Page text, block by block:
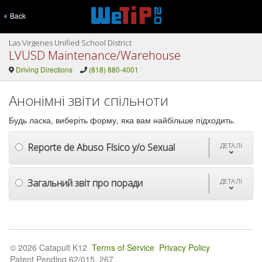
Back
Las Virgenes Unified School District
LVUSD Maintenance/Warehouse
Driving Directions (818) 880-4001
Анонімні звіти спільноти
Будь ласка, виберіть форму, яка вам найбільше підходить.
Reporte de Abuso Físico y/o Sexual ДЕТАЛІ
Загальний звіт про поради ДЕТАЛІ
© 2026 Catapult K12 Terms of Service Privacy Policy
Patent Pending 62/015, 267